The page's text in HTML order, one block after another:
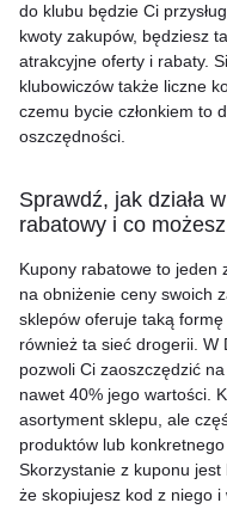
do klubu będzie Ci
kwoty zakupów, będziesz
atrakcyjne oferty i rabaty.
klubowiczów także liczne
czemu bycie członkiem to
oszczędności.
Sprawdź, jak działa
rabatowy i co
Kupony rabatowe to jeden
na obniżenie ceny swoich
sklepów oferuje taką
również ta sieć drogerii.
pozwoli Ci zaoszczędzić
nawet 40% jego wartości.
asortyment sklepu, ale
produktów lub
Skorzystanie z kuponu
że skopiujesz kod z niego